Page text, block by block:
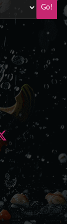
Go!